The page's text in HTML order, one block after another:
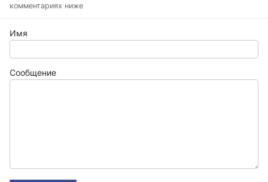
комментариях ниже
Имя
Сообщение